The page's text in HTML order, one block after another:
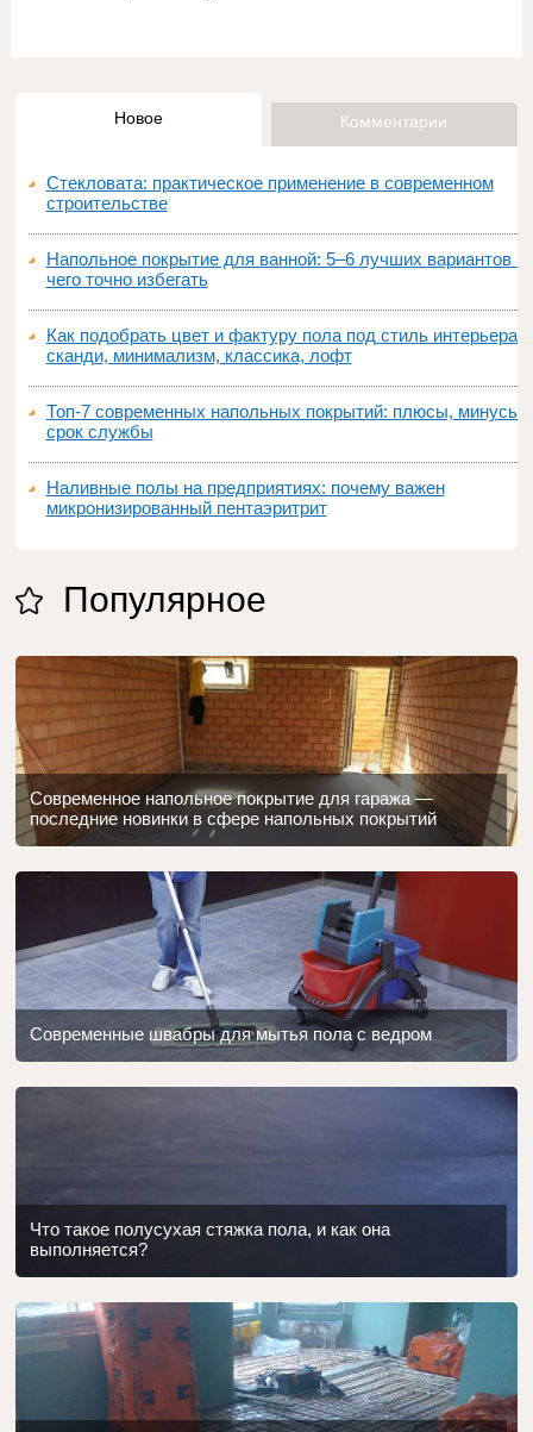
Новое Комментарии
Стекловата: практическое применение в современном
строительстве
Напольное покрытие для ванной: 5–6 лучших вариантов и
чего точно избегать
Как подобрать цвет и фактуру пола под стиль интерьера:
сканди, минимализм, классика, лофт
Топ‑7 современных напольных покрытий: плюсы, минусы,
срок службы
Наливные полы на предприятиях: почему важен
микронизированный пентаэритрит
Популярное
Современное напольное покрытие для гаража —
последние новинки в сфере напольных покрытий
Современные швабры для мытья пола с ведром
Что такое полусухая стяжка пола, и как она
выполняется?